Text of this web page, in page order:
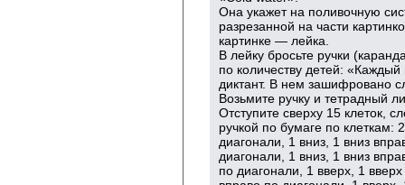
Она укажет на поливочную
разрезанной на части
картинке — лейка.
В лейку бросьте ручки
по количеству детей:
диктант. В нем зашифровано
Возьмите ручку и тетрадный
Отступите сверху 15 клеток,
ручкой по бумаге по клеткам:
диагонали, 1 вниз, 1 вниз
диагонали, 1 вниз, 1 вниз
по диагонали, 1 вверх, 1